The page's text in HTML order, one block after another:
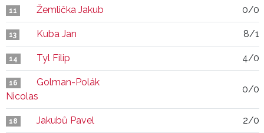
11 Žemlička Jakub 0/0
13 Kuba Jan 8/1
14 Tyl Filip 4/0
16
Golman-Polák
Nicolas
0/0
18 Jakubů Pavel 2/0